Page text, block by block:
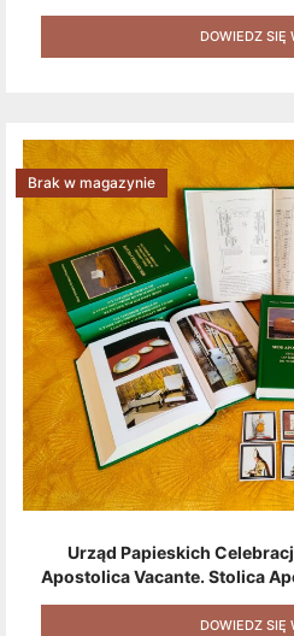
+ Gratis (książka W Formacie
Produktów + Kod
DOWIEDZ SIĘ
Urząd Papieskich
Apostolica Vacante. Stolica
Pawła II Do Wyboru
Naklejek + Książka
Brak w magazynie
DOWIEDZ SIĘ